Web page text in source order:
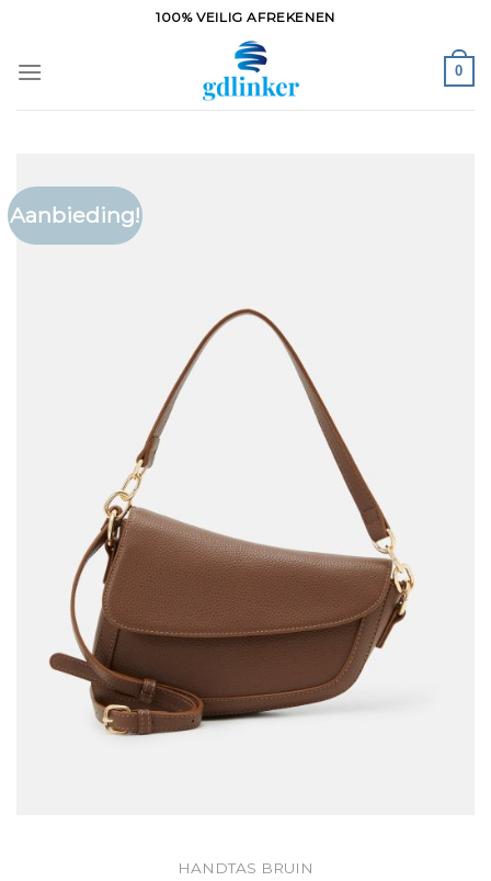
inhoud
100% VEILIG AFREKENEN
0
Aanbieding!
HANDTAS BRUIN